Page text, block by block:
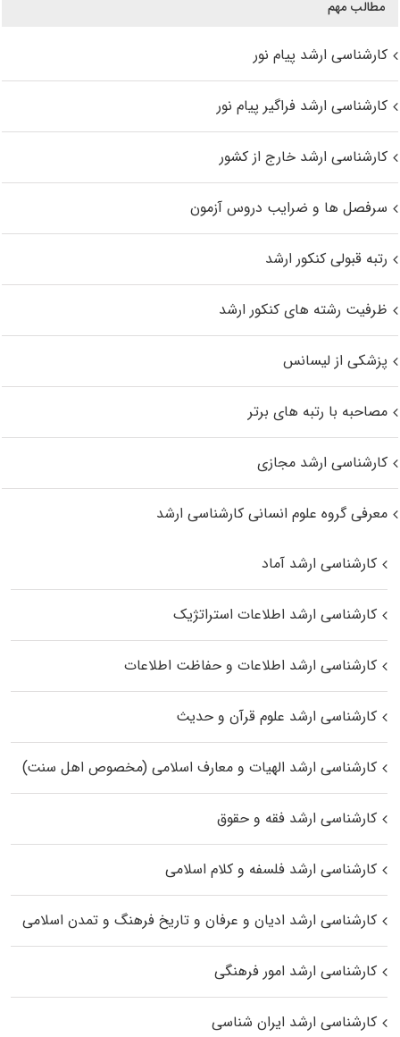
مطالب مهم
کارشناسی ارشد پیام نور
کارشناسی ارشد فراگیر پیام نور
کارشناسی ارشد خارج از کشور
سرفصل ها و ضرایب دروس آزمون
رتبه قبولی کنکور ارشد
ظرفیت رشته های کنکور ارشد
پزشکی از لیسانس
مصاحبه با رتبه های برتر
کارشناسی ارشد مجازی
معرفی گروه علوم انسانی کارشناسی ارشد
کارشناسی ارشد آماد
کارشناسی ارشد اطلاعات استراتژیک
کارشناسی ارشد اطلاعات و حفاظت اطلاعات
کارشناسی ارشد علوم قرآن و حدیث
کارشناسی ارشد الهیات و معارف اسلامی (مخصوص اهل سنت)
کارشناسی ارشد فقه و حقوق
کارشناسی ارشد فلسفه و کلام اسلامی
کارشناسی ارشد ادیان و عرفان و تاریخ فرهنگ و تمدن اسلامی
کارشناسی ارشد امور فرهنگی
کارشناسی ارشد ایران شناسی